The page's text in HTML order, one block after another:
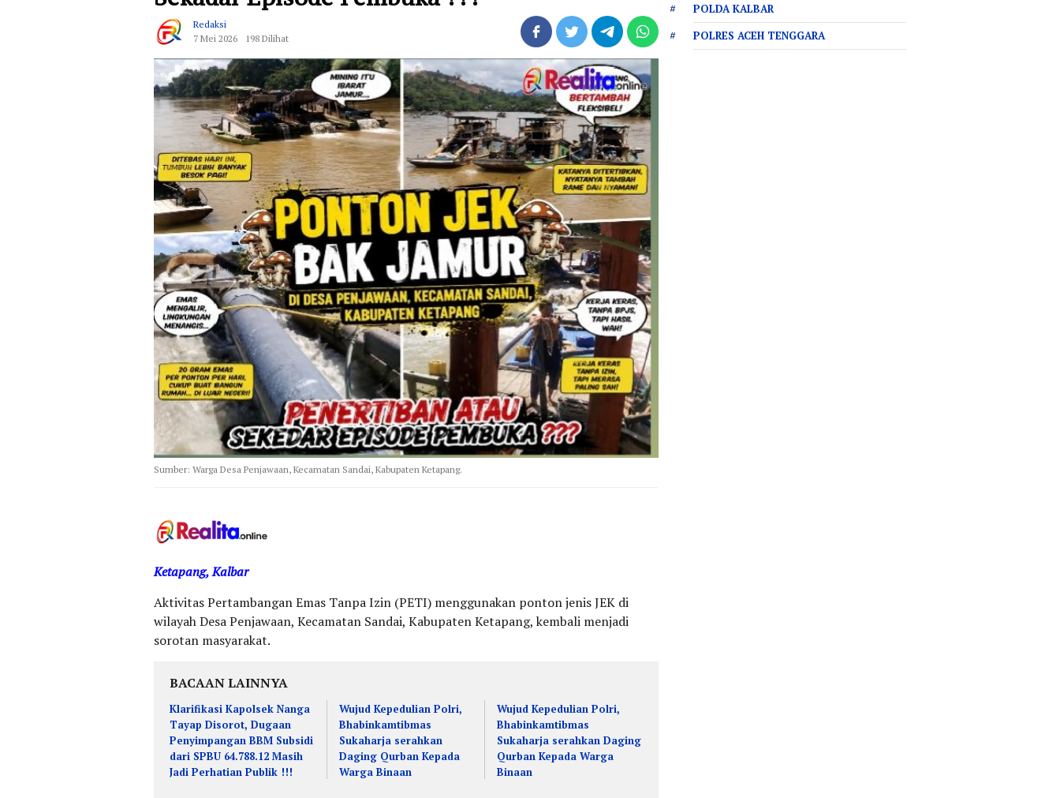
Redaksi
7 Mei 2026
198 Dilihat
Sumber: Warga Desa Penjawaan, Kecamatan Sandai, Kabupaten Ketapang.
Ketapang, Kalbar
Aktivitas Pertambangan Emas Tanpa Izin (PETI) menggunakan ponton jenis JEK di
wilayah Desa Penjawaan, Kecamatan Sandai, Kabupaten Ketapang, kembali menjadi
sorotan masyarakat.
BACAAN LAINNYA
Klarifikasi Kapolsek Nanga
Tayap Disorot, Dugaan
Penyimpangan BBM Subsidi
dari SPBU 64.788.12 Masih
Jadi Perhatian Publik !!!
Wujud Kepedulian Polri,
Bhabinkamtibmas
Sukaharja serahkan
Daging Qurban Kepada
Warga Binaan
Wujud Kepedulian Polri,
Bhabinkamtibmas
Sukaharja serahkan Daging
Qurban Kepada Warga
Binaan
POLDA KALBAR
POLRES ACEH TENGGARA